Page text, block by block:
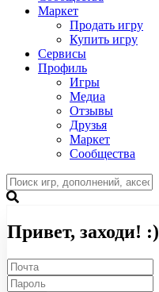
Маркет
Продать игру
Купить игру
Сервисы
Профиль
Игры
Медиа
Отзывы
Друзья
Маркет
Сообщества
Привет, заходи! :)